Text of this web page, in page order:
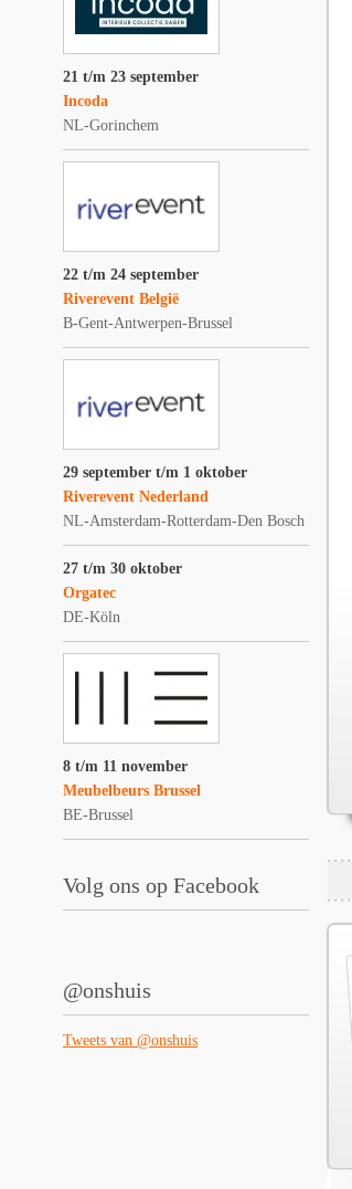
21 t/m 23 september
Incoda
NL-Gorinchem
22 t/m 24 september
Riverevent België
B-Gent-Antwerpen-Brussel
29 september t/m 1 oktober
Riverevent Nederland
NL-Amsterdam-Rotterdam-Den Bosch
27 t/m 30 oktober
Orgatec
DE-Köln
8 t/m 11 november
Meubelbeurs Brussel
BE-Brussel
Volg ons op Facebook
@onshuis
Tweets van @onshuis